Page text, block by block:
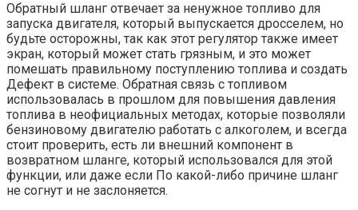
Обратный шланг отвечает за ненужное топливо для
запуска двигателя, который выпускается дросселем, но
будьте осторожны, так как этот регулятор также имеет
экран, который может стать грязным, и это может
помешать правильному поступлению топлива и создать
Дефект в системе. Обратная связь с топливом
использовалась в прошлом для повышения давления
топлива в неофициальных методах, которые позволяли
бензиновому двигателю работать с алкоголем, и всегда
стоит проверить, есть ли внешний компонент в
возвратном шланге, который использовался для этой
функции, или даже если По какой-либо причине шланг
не согнут и не заслоняется.